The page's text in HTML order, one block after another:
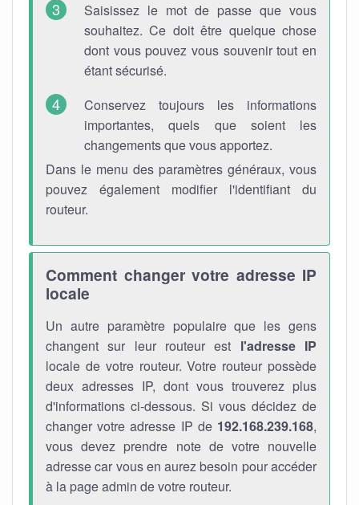
Saisissez le mot de passe que vous
souhaitez. Ce doit être quelque chose
dont vous pouvez vous souvenir tout en
étant sécurisé.
Conservez toujours les informations
importantes, quels que soient les
changements que vous apportez.
Dans le menu des paramètres généraux, vous
pouvez également modifier l'identifiant du
routeur.
Comment changer votre adresse IP
locale
Un autre paramètre populaire que les gens
changent sur leur routeur est l'adresse IP
locale de votre routeur. Votre routeur possède
deux adresses IP, dont vous trouverez plus
d'informations ci-dessous. Si vous décidez de
changer votre adresse IP de 192.168.239.168,
vous devez prendre note de votre nouvelle
adresse car vous en aurez besoin pour accéder
à la page admin de votre routeur.